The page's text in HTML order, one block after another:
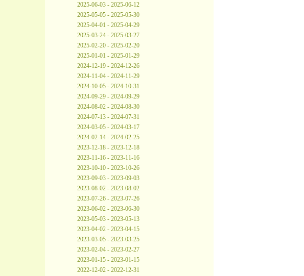
2025-06-03 - 2025-06-12
2025-05-05 - 2025-05-30
2025-04-01 - 2025-04-29
2025-03-24 - 2025-03-27
2025-02-20 - 2025-02-20
2025-01-01 - 2025-01-29
2024-12-19 - 2024-12-26
2024-11-04 - 2024-11-29
2024-10-05 - 2024-10-31
2024-09-29 - 2024-09-29
2024-08-02 - 2024-08-30
2024-07-13 - 2024-07-31
2024-03-05 - 2024-03-17
2024-02-14 - 2024-02-25
2023-12-18 - 2023-12-18
2023-11-16 - 2023-11-16
2023-10-10 - 2023-10-26
2023-09-03 - 2023-09-03
2023-08-02 - 2023-08-02
2023-07-26 - 2023-07-26
2023-06-02 - 2023-06-30
2023-05-03 - 2023-05-13
2023-04-02 - 2023-04-15
2023-03-05 - 2023-03-25
2023-02-04 - 2023-02-27
2023-01-15 - 2023-01-15
2022-12-02 - 2022-12-31